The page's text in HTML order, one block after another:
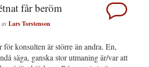
får beröm
avLars Torstenson
för konsulten är större än andra. En,
säga, ganska stor utmaning är/var att